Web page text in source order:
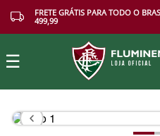
FRETE GRÁTIS PARA TODO O
499,99
☰
Buscar